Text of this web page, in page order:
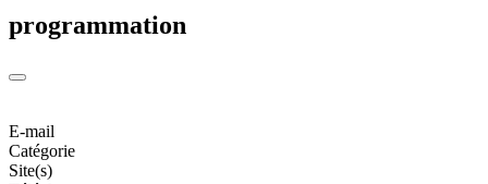
programmation
E-mail
Catégorie
Site(s)